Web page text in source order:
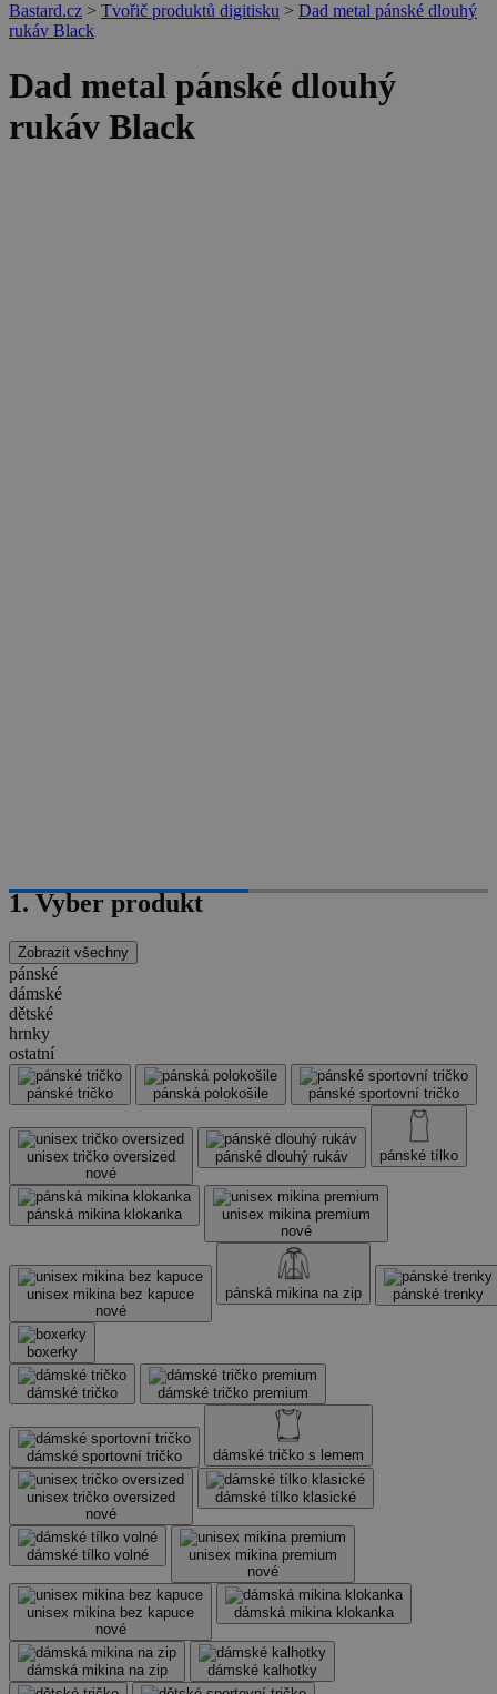
Bastard.cz > Tvořič produktů digitisku > Dad metal pánské dlouhý
rukáv Black
Dad metal pánské dlouhý
rukáv Black
1. Vyber produkt
Zobrazit všechny
pánské
dámské
dětské
hrnky
ostatní
pánské tričko pánská polokošile pánské sportovní tričko
unisex tričko oversized
nové
pánské dlouhý rukáv pánské tílko
pánská mikina klokanka
unisex mikina premium
nové
unisex mikina bez kapuce
nové
pánská mikina na zip pánské trenky
boxerky
dámské tričko dámské tričko premium
dámské sportovní tričko dámské tričko s lemem
unisex tričko oversized
nové
dámské tílko klasické
dámské tílko volné
unisex mikina premium
nové
unisex mikina bez kapuce
nové
dámská mikina klokanka
dámská mikina na zip dámské kalhotky